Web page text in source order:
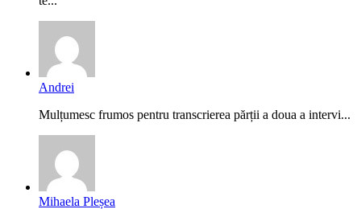
Andrei
Mulțumesc frumos pentru transcrierea părții a doua a intervi...
Mihaela Pleșea